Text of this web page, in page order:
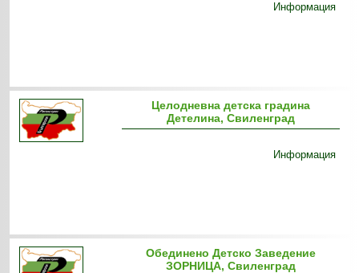
Информация
Целодневна детска градина
Детелина, Свиленград
Информация
Обединено Детско Заведение
ЗОРНИЦА, Свиленград